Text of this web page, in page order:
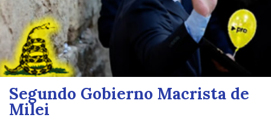
Segundo Gobierno Macrista de
Milei